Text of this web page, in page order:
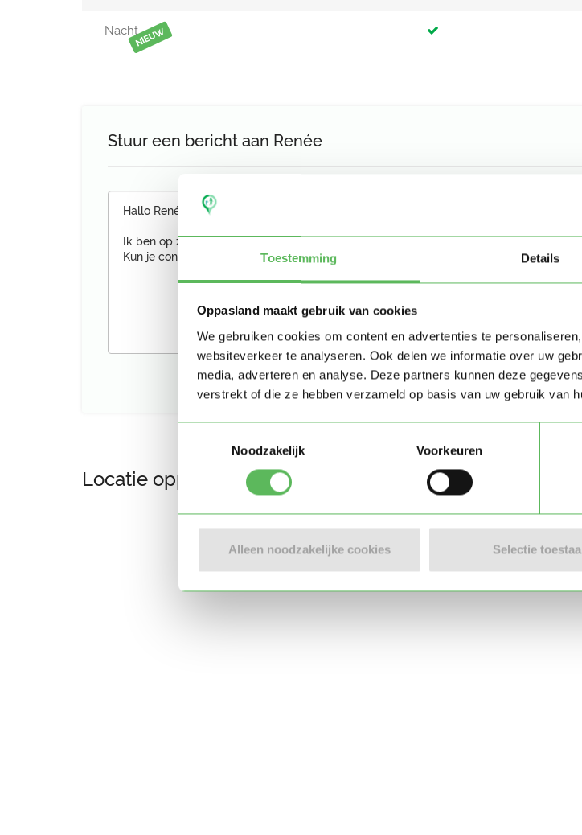
Toestemming Details
Oppasland maakt gebruik van cookies
We gebruiken cookies om content en advertenties te
websiteverkeer te analyseren. Ook delen we informatie over uw
media, adverteren en analyse. Deze partners kunnen deze
verstrekt of die ze hebben verzameld op basis van uw gebruik van
Noodzakelijk
Voorkeuren
Alleen noodzakelijke cookies Selectie
NachtNIEUW
Stuur een bericht aan Renée
Locatie oppasadres (Den Haag)